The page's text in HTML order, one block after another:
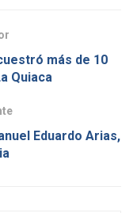
más de 10
Quiaca
Eduardo Arias,